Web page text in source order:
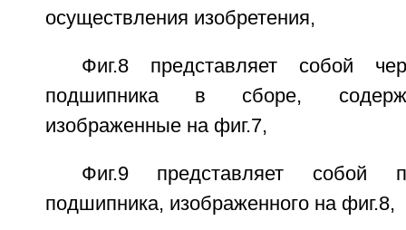
осуществления изобретения,
Фиг.8 представляет собой
подшипника в сборе,
изображенные на фиг.7,
Фиг.9 представляет собой
подшипника, изображенного на фиг.8,